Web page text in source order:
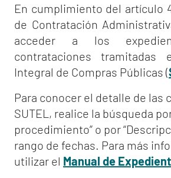
En cumplimiento del artículo
de Contratación
acceder a los
contrataciones tramitadas
Integral de Compras Públicas (
Para conocer el detalle de las
SUTEL, realice la búsqueda
procedimiento” o por
rango de fechas. Para más
utilizar el Manual de